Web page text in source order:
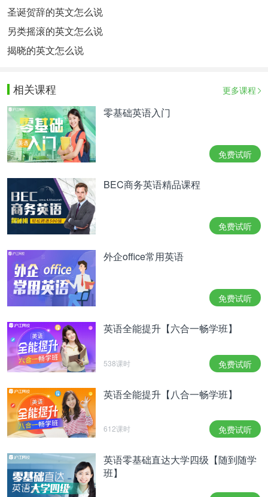
圣诞贺辞的英文怎么说
另类摇滚的英文怎么说
揭晓的英文怎么说
相关课程 更多课程
零基础英语入门
免费试听
BEC商务英语精品课程
免费试听
外企office常用英语
免费试听
英语全能提升【六合一畅学班】
538课时 免费试听
英语全能提升【八合一畅学班】
612课时 免费试听
英语零基础直达大学四级【随到随学
班】